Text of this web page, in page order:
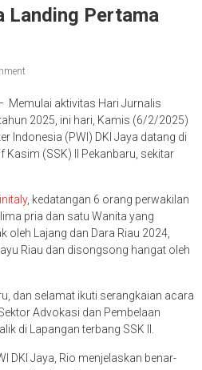
Landing Pertama
aktivitas Hari Jurnalis
2025, ini hari, Kamis (6/2/2025)
Indonesia (PWI) DKI Jaya datang di
Kasim (SSK) II Pekanbaru, sekitar
, kedatangan 6 orang perwakilan
pria dan satu Wanita yang
Lajang dan Dara Riau 2024,
Riau dan disongsong hangat oleh
dan selamat ikuti serangkaian acara
Advokasi dan Pembelaan
di Lapangan terbang SSK II.
DKI Jaya, Rio menjelaskan benar-